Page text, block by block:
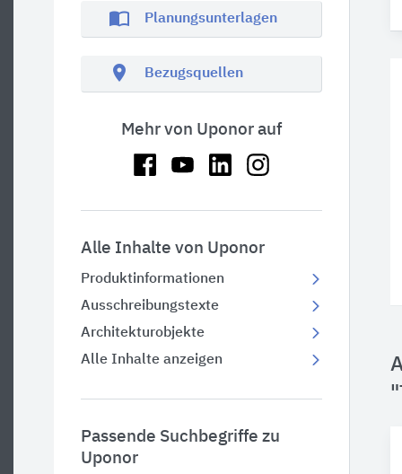
import_contacts Planungsunterlagen
location_on Bezugsquellen
Mehr von Uponor auf
Alle Inhalte von Uponor
Produktinformationen
Ausschreibungstexte
Architekturobjekte
Alle Inhalte anzeigen
Passende Suchbegriffe zu
Uponor